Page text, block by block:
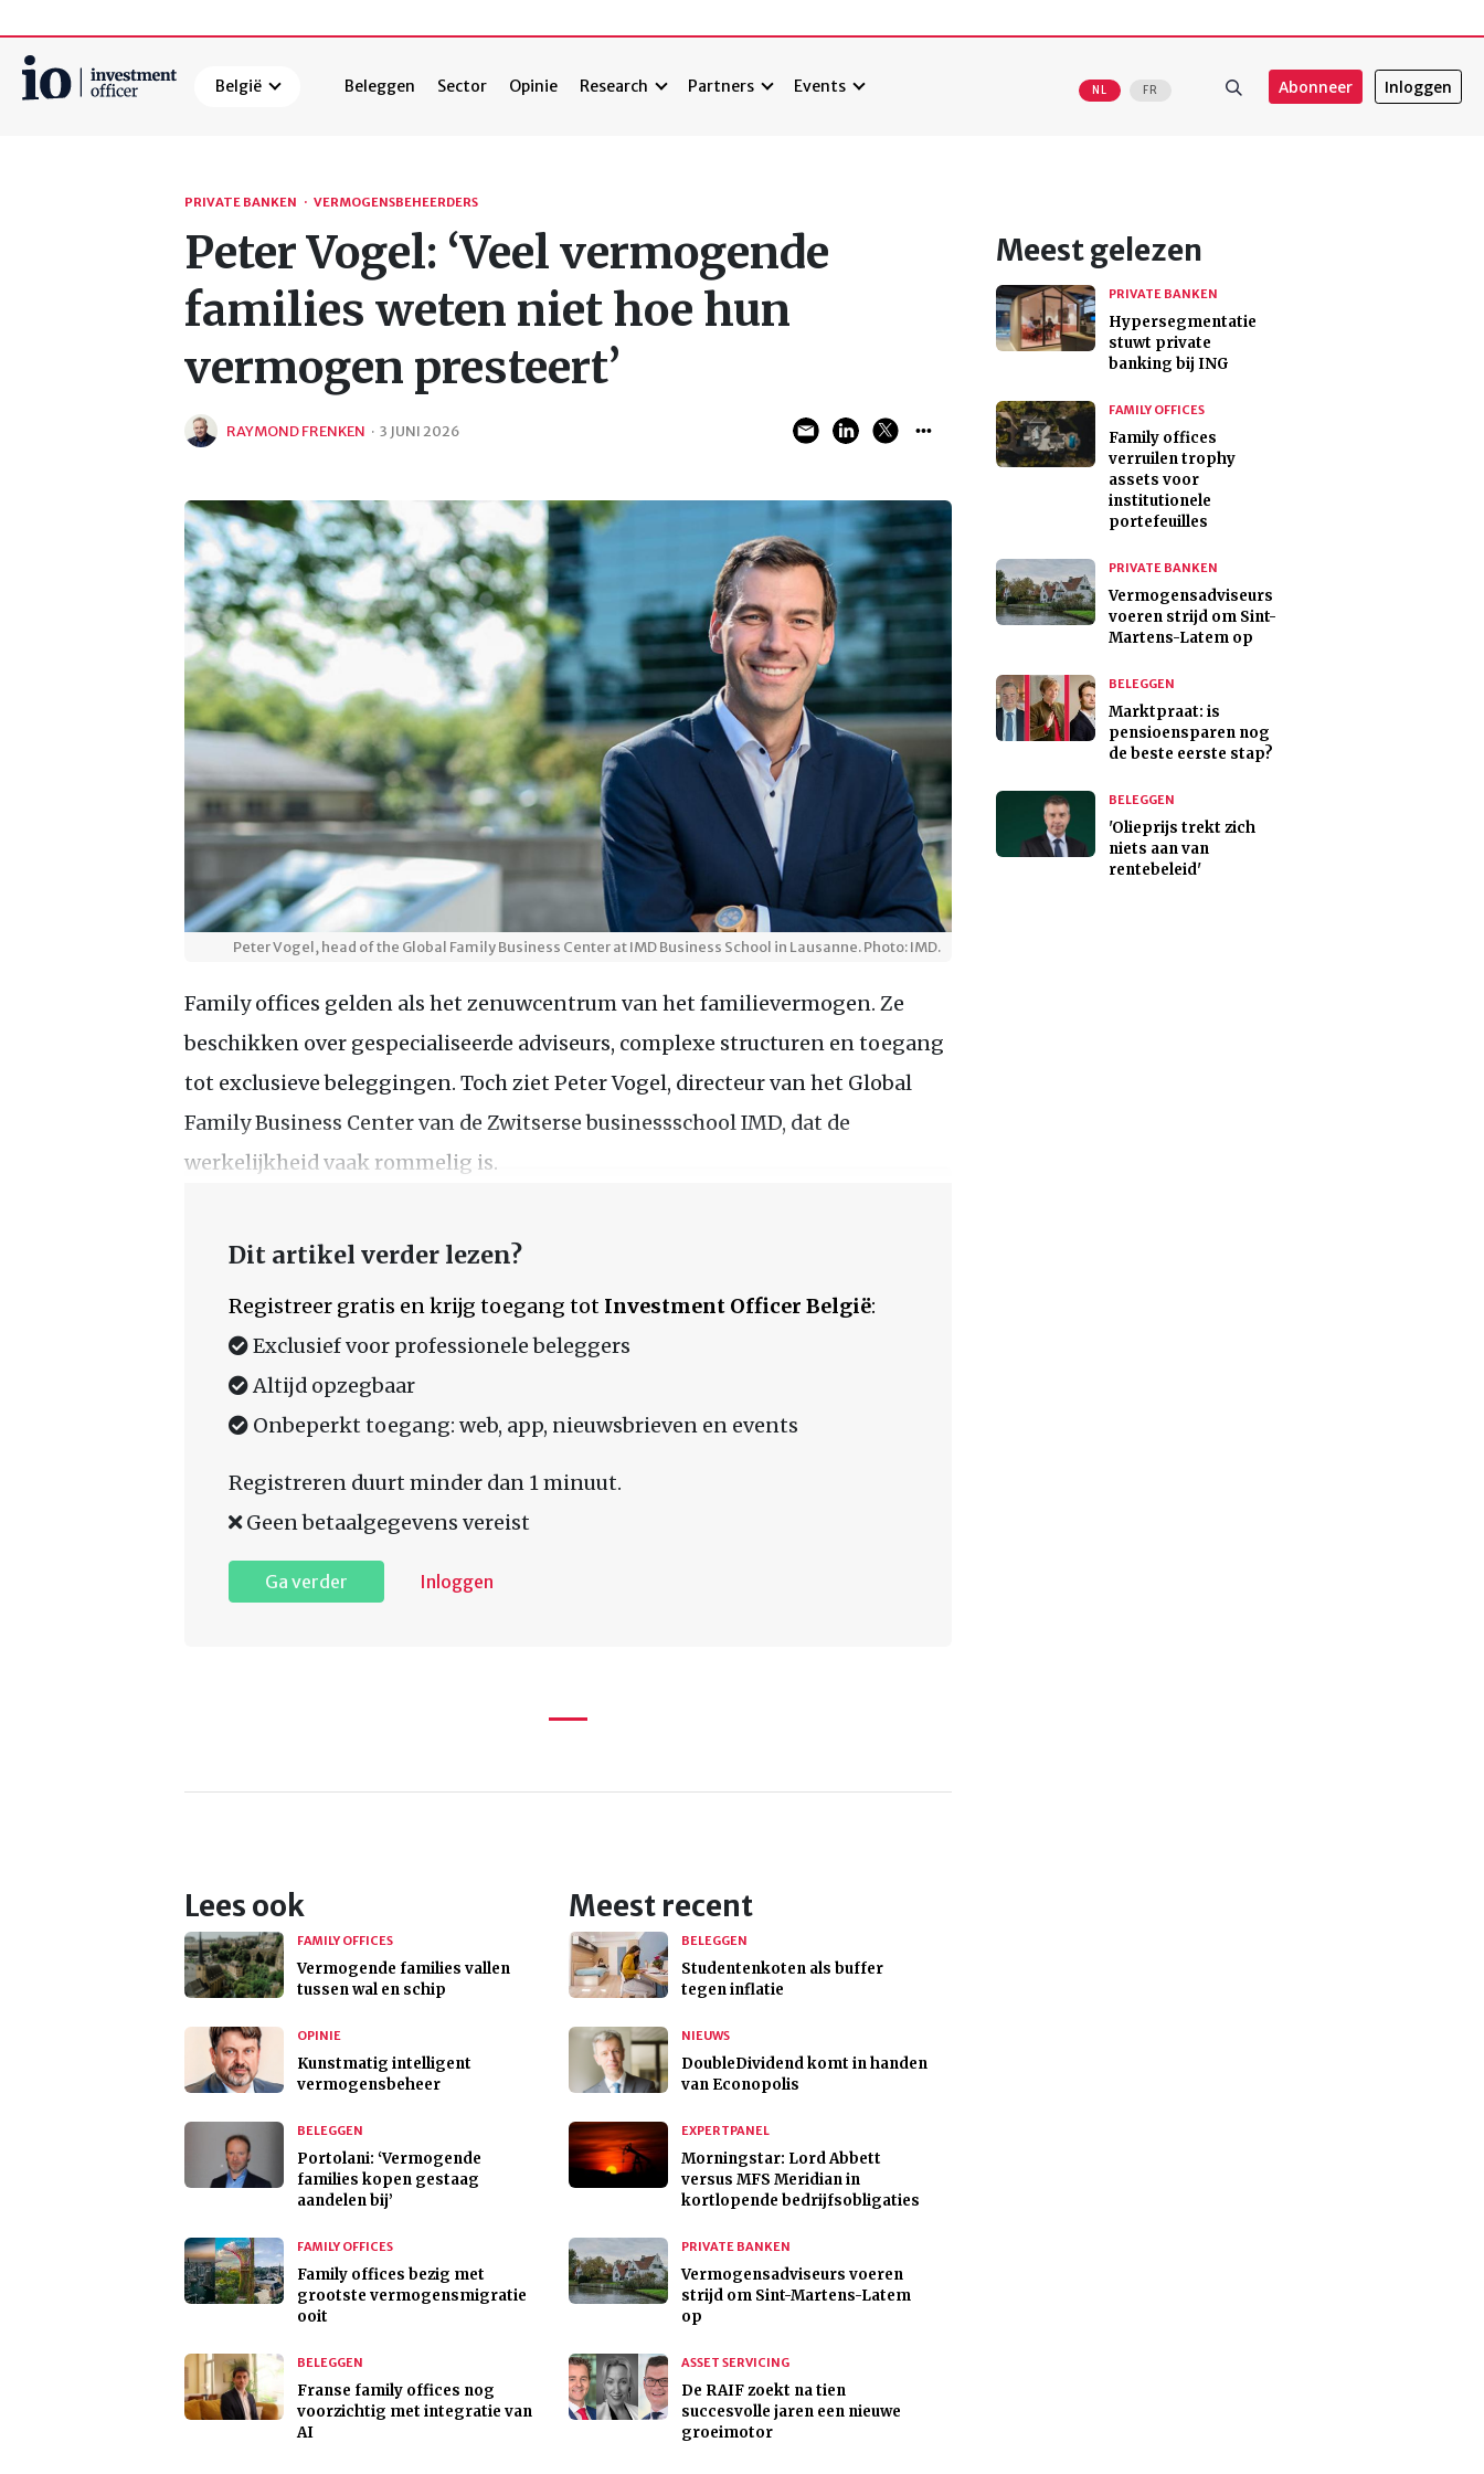
België Beleggen Sector Opinie Research Partners Events NL FR Abonneer Inloggen
PRIVATE BANKEN · VERMOGENSBEHEERDERS
Peter Vogel: ‘Veel vermogende
families weten niet hoe hun
vermogen presteert’
RAYMOND FRENKEN · 3 JUNI 2026
Peter Vogel, head of the Global Family Business Center at IMD Business School in Lausanne. Photo: IMD.
Family offices gelden als het zenuwcentrum van het familievermogen. Ze
beschikken over gespecialiseerde adviseurs, complexe structuren en toegang
tot exclusieve beleggingen. Toch ziet Peter Vogel, directeur van het Global
Family Business Center van de Zwitserse businessschool IMD, dat de
werkelijkheid vaak rommelig is.
Dit artikel verder lezen?
Registreer gratis en krijg toegang tot Investment Officer België:
Exclusief voor professionele beleggers
Altijd opzegbaar
Onbeperkt toegang: web, app, nieuwsbrieven en events
Registreren duurt minder dan 1 minuut.
Geen betaalgegevens vereist
Ga verder Inloggen
Lees ook
FAMILY OFFICES
Vermogende families vallen
tussen wal en schip
OPINIE
Kunstmatig intelligent
vermogensbeheer
BELEGGEN
Portolani: ‘Vermogende
families kopen gestaag
aandelen bij’
FAMILY OFFICES
Family offices bezig met
grootste vermogensmigratie
ooit
BELEGGEN
Franse family offices nog
voorzichtig met integratie van
AI
Meest recent
BELEGGEN
Studentenkoten als buffer
tegen inflatie
NIEUWS
DoubleDividend komt in handen
van Econopolis
EXPERTPANEL
Morningstar: Lord Abbett
versus MFS Meridian in
kortlopende bedrijfsobligaties
PRIVATE BANKEN
Vermogensadviseurs voeren
strijd om Sint-Martens-Latem
op
ASSET SERVICING
De RAIF zoekt na tien
succesvolle jaren een nieuwe
groeimotor
Meest gelezen
PRIVATE BANKEN
Hypersegmentatie
stuwt private
banking bij ING
FAMILY OFFICES
Family offices
verruilen trophy
assets voor
institutionele
portefeuilles
PRIVATE BANKEN
Vermogensadviseurs
voeren strijd om Sint-
Martens-Latem op
BELEGGEN
Marktpraat: is
pensioensparen nog
de beste eerste stap?
BELEGGEN
'Olieprijs trekt zich
niets aan van
rentebeleid'